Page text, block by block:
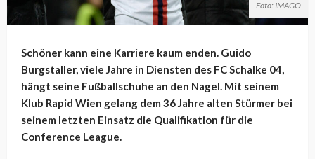
Foto: IMAGO
Schöner kann eine Karriere kaum enden. Guido
Burgstaller, viele Jahre in Diensten des FC Schalke 04,
hängt seine Fußballschuhe an den Nagel. Mit seinem
Klub Rapid Wien gelang dem 36 Jahre alten Stürmer bei
seinem letzten Einsatz die Qualifikation für die
Conference League.